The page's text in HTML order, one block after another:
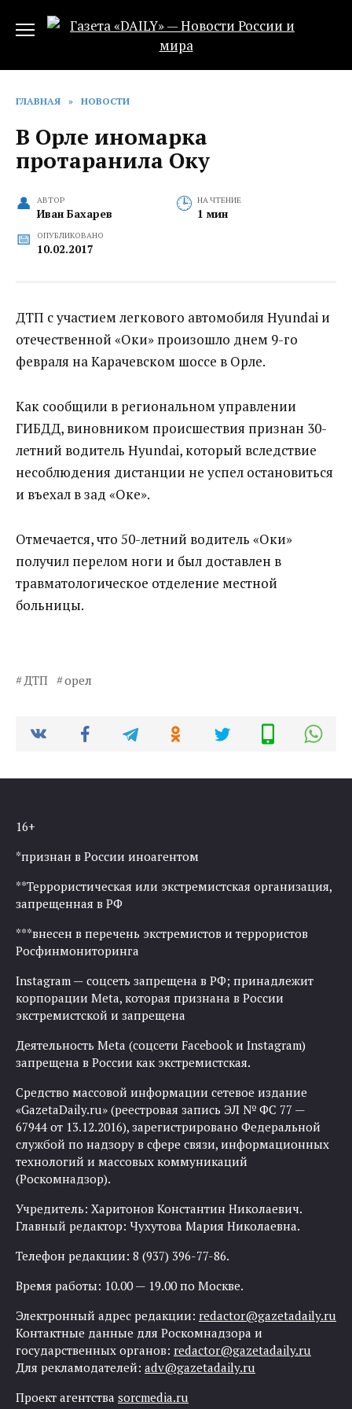
ГЛАВНАЯ » НОВОСТИ
В Орле иномарка
протаранила Оку
АВТОР
Иван Бахарев
НА ЧТЕНИЕ
1 мин
ОПУБЛИКОВАНО
10.02.2017
ДТП с участием легкового автомобиля Hyundai и
отечественной «Оки» произошло днем 9-го
февраля на Карачевском шоссе в Орле.
Как сообщили в региональном управлении
ГИБДД, виновником происшествия признан 30-
летний водитель Hyundai, который вследствие
несоблюдения дистанции не успел остановиться
и въехал в зад «Оке».
Отмечается, что 50-летний водитель «Оки»
получил перелом ноги и был доставлен в
травматологическое отделение местной
больницы.
ДТП орел
16+
*признан в России иноагентом
**Террористическая или экстремистская организация,
запрещенная в РФ
***внесен в перечень экстремистов и террористов
Росфинмониторинга
Instagram — соцсеть запрещена в РФ; принадлежит
корпорации Meta, которая признана в России
экстремистской и запрещена
Деятельность Meta (соцсети Facebook и Instagram)
запрещена в России как экстремистская.
Средство массовой информации сетевое издание
«GazetaDaily.ru» (реестровая запись ЭЛ № ФС 77 —
67944 от 13.12.2016), зарегистрировано Федеральной
службой по надзору в сфере связи, информационных
технологий и массовых коммуникаций
(Роскомнадзор).
Учредитель: Харитонов Константин Николаевич.
Главный редактор: Чухутова Мария Николаевна.
Телефон редакции: 8 (937) 396-77-86.
Время работы: 10.00 — 19.00 по Москве.
Электронный адрес редакции: redactor@gazetadaily.ru
Контактные данные для Роскомнадзора и
государственных органов: redactor@gazetadaily.ru
Для рекламодателей: adv@gazetadaily.ru
Проект агентства sorcmedia.ru